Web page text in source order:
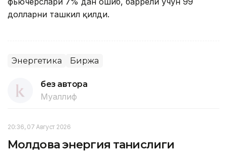
долларни ташкил қилди.
Энергетика Биржа
без автора
Муаллиф
20:36, 07 Август 2026
Молдова энергия танқислиги